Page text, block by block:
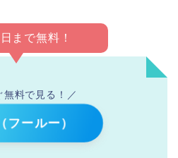
まで無料！
無料で見る！／
フールー）